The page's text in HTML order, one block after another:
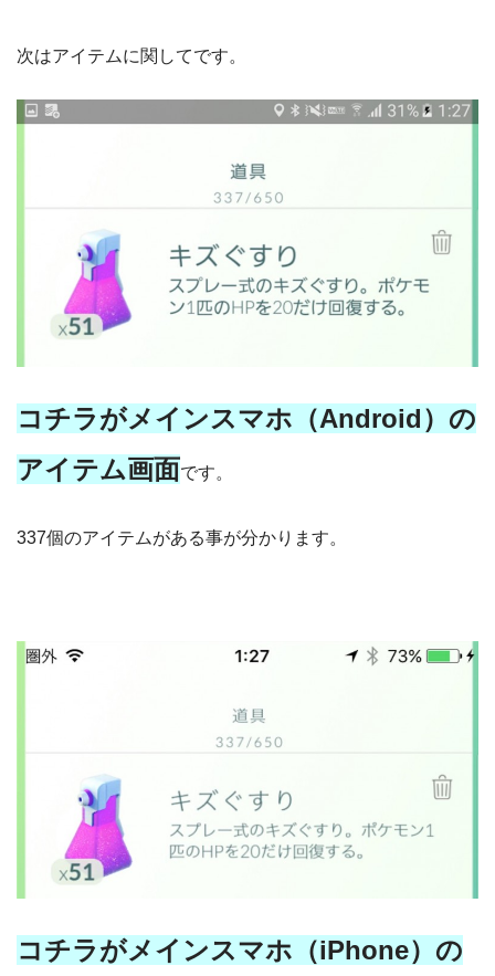
次はアイテムに関してです。
コチラがメインスマホ（Android）の
アイテム画面です。
337個のアイテムがある事が分かります。
コチラがメインスマホ（iPhone）の